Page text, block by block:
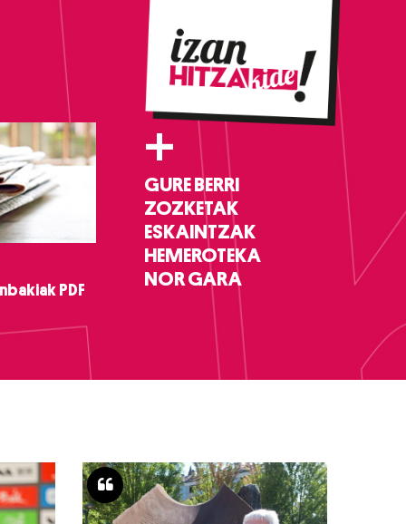
PDF
+
GURE BERRI
ZOZKETAK
ESKAINTZAK
HEMEROTEKA
NOR GARA